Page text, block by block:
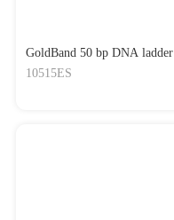
GoldBand 50 bp DNA ladder
10515ES